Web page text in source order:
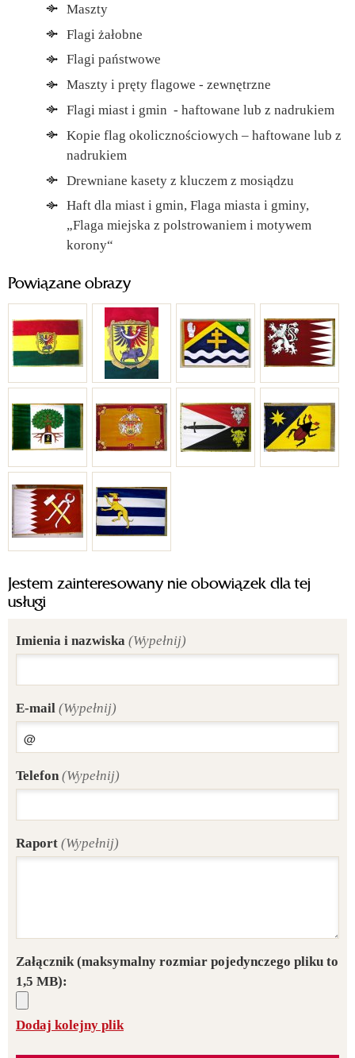
Maszty
Flagi żałobne
Flagi państwowe
Maszty i pręty flagowe - zewnętrzne
Flagi miast i gmin - haftowane lub z nadrukiem
Kopie flag okolicznościowych – haftowane lub z
nadrukiem
Drewniane kasety z kluczem z mosiądzu
Haft dla miast i gmin, Flaga miasta i gminy,
„Flaga miejska z polstrowaniem i motywem
korony“
Powiązane obrazy
Jestem zainteresowany nie obowiązek dla tej
usługi
Imienia i nazwiska (Wypełnij)
E-mail (Wypełnij)
Telefon (Wypełnij)
Raport (Wypełnij)
Załącznik (maksymalny rozmiar pojedynczego pliku to
1,5 MB):
Dodaj kolejny plik